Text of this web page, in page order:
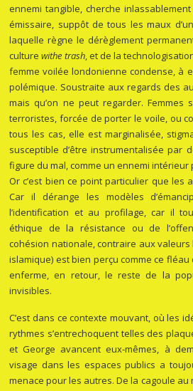
ennemi tangible, cherche
émissaire, suppôt de tous les maux
laquelle règne le dérèglement
culturewithe trash, et de la
femme voilée londonienne condense, à
polémique. Soustraite aux regards des
mais qu’on ne peut regarder. Femmes
terroristes, forcée de porter le voile, ou
tous les cas, elle est marginalisée,
susceptible d’être instrumentalisée par
figure du mal, comme un ennemi intérieur
Or c’est bien ce point particulier que les
Car il dérange les modèles
l’identification et au profilage, car il
éthique de la résistance ou de
cohésion nationale, contraire aux
islamique) est bien perçu comme ce
enferme, en retour, le reste de la
invisibles.
C’est dans ce contexte mouvant, où les
rythmes s’entrechoquent telles des
et George avancent eux-mêmes, à
visage dans les espaces publics a
menace pour les autres. De la cagoule